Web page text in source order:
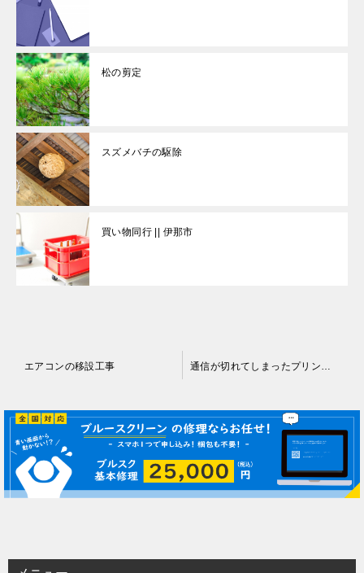
松の剪定
スズメバチの駆除
買い物同行 || 伊那市
ナ
ビ
ゲ
ー
エアコンの移設工事 通信が切れてしまったプリンター